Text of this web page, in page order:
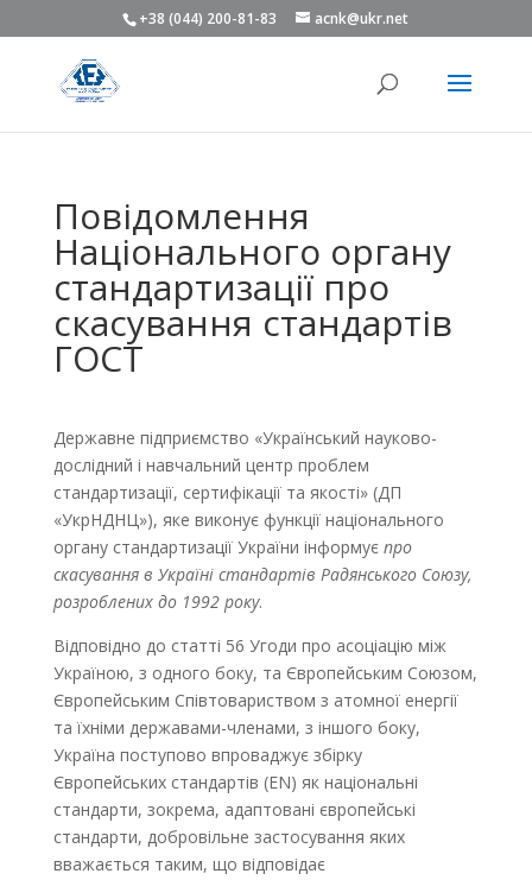
+38 (044) 200-81-83 acnk@ukr.net
Повідомлення
Національного органу
стандартизації про
скасування стандартів
ГОСТ
Державне підприємство «Український науково-
дослідний і навчальний центр проблем
стандартизації, сертифікації та якості» (ДП
«УкрНДНЦ»), яке виконує функції національного
органу стандартизації України інформує про
скасування в Україні стандартів Радянського Союзу,
розроблених до 1992 року.
Відповідно до статті 56 Угоди про асоціацію між
Україною, з одного боку, та Європейським Союзом,
Європейським Співтовариством з атомної енергії
та їхніми державами-членами, з іншого боку,
Україна поступово впроваджує збірку
Європейських стандартів (EN) як національні
стандарти, зокрема, адаптовані європейські
стандарти, добровільне застосування яких
вважається таким, що відповідає